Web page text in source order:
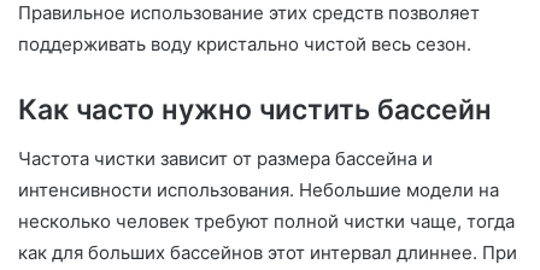
Правильное использование этих средств позволяет
поддерживать воду кристально чистой весь сезон.
Как часто нужно чистить бассейн
Частота чистки зависит от размера бассейна и
интенсивности использования. Небольшие модели на
несколько человек требуют полной чистки чаще, тогда
как для больших бассейнов этот интервал длиннее. При